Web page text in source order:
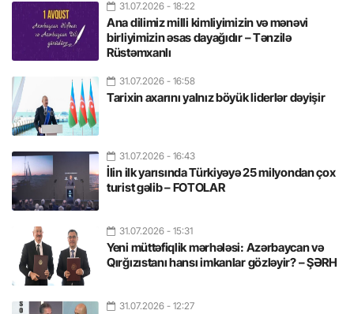
31.07.2026 - 18:22
Ana dilimiz milli kimliyimizin və mənəvi
birliyimizin əsas dayağıdır – Tənzilə
Rüstəmxanlı
31.07.2026 - 16:58
Tarixin axarını yalnız böyük liderlər dəyişir
31.07.2026 - 16:43
İlin ilk yarısında Türkiyəyə 25 milyondan çox
turist gəlib – FOTOLAR
31.07.2026 - 15:31
Yeni müttəfiqlik mərhələsi: Azərbaycan və
Qırğızıstanı hansı imkanlar gözləyir? – ŞƏRH
31.07.2026 - 12:27